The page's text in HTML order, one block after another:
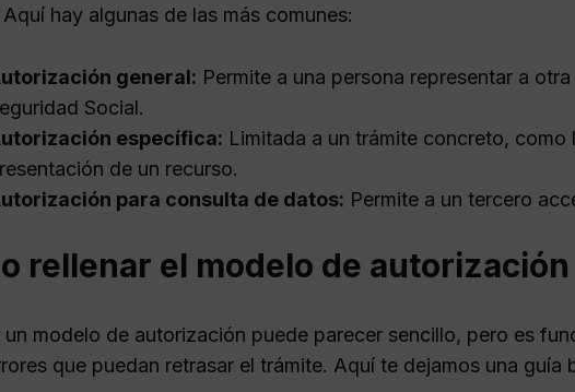
hay algunas de las más comunes:
general: Permite a una persona representar a
Social.
específica: Limitada a un trámite concreto,
de un recurso.
para consulta de datos: Permite a un tercero
rellenar el modelo de autorización
un modelo de autorización puede parecer sencillo, pero es
que puedan retrasar el trámite. Aquí te dejamos una guía